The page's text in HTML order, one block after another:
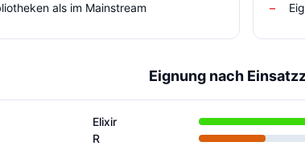
als im Mainstream
Eignung nach
Elixir
R